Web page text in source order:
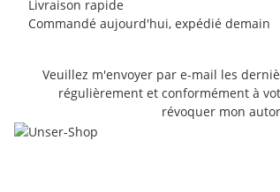
Livraison rapide
Commandé aujourd'hui, expédié demain
Veuillez m'envoyer par e-mail les
régulièrement et conformément à
révoquer mon